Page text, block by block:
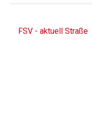
FSV - aktuell Straße